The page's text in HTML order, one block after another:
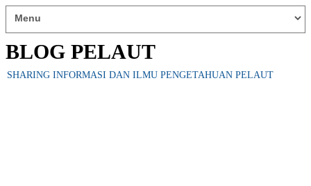
BLOG PELAUT
SHARING INFORMASI DAN ILMU PENGETAHUAN PELAUT